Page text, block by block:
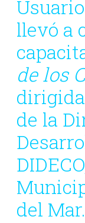
llevó a
de los
de la
del Mar.